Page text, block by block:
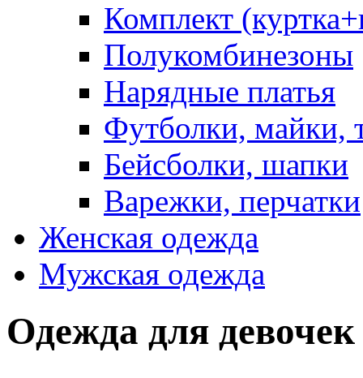
Комплект
Полукомбинезоны
Нарядные платья
Футболки, майки,
Бейсболки, шапки
Варежки, перчатки
Женская одежда
Мужская одежда
Одежда для девочек